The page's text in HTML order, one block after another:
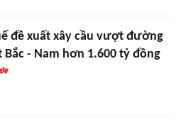
đề xuất xây cầu vượt đường
Bắc - Nam hơn 1.600 tỷ đồng